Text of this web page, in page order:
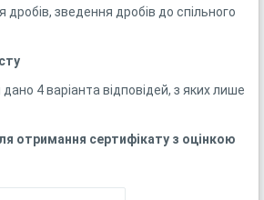
зведення дробів до спільного
4 варіанта відповідей, з яких лише
отримання сертифікату з оцінкою